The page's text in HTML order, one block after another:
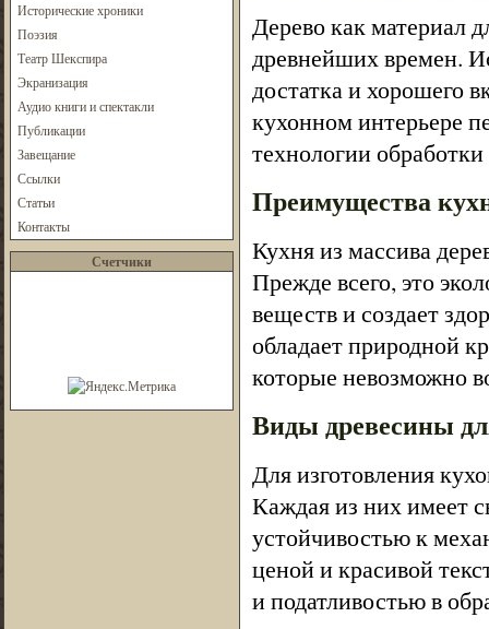
Исторические хроники
Поэзия
Театр Шекспира
Экранизация
Аудио книги и спектакли
Публикации
Завещание
Ссылки
Статьи
Контакты
Счетчики
Дерево как материал
древнейших времен.
достатка и хорошего
кухонном интерьере
технологии
Преимущества
Кухня из массива
Прежде всего, это
веществ и создает
обладает природной
которые невозможно
Виды древесины
Для изготовления
Каждая из них имеет
устойчивостью к
ценой и красивой
и податливостью в